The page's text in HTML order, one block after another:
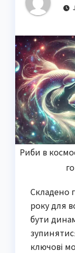
Риби в
Складено
року для
бути
ключові